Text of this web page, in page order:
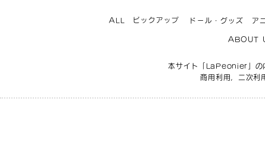
ALL ビックアップ ドール・グッズ ア
ABOUT
本サイト「LaPeonier」の
商用利用，二次利